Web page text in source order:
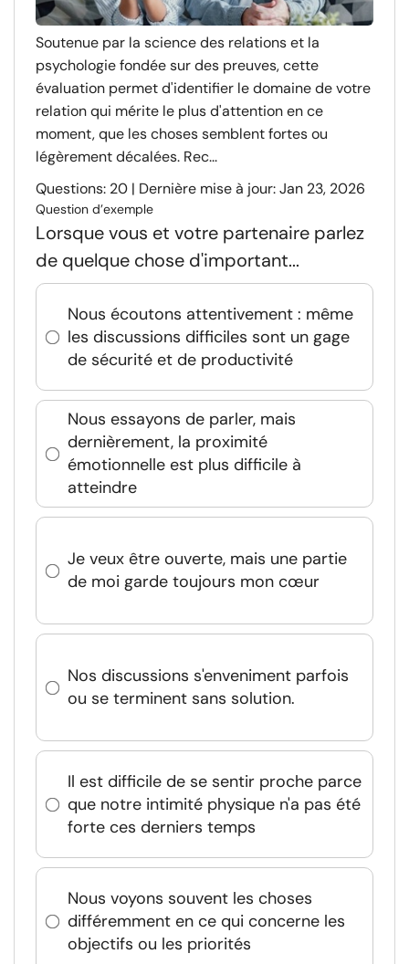
Soutenue par la science des relations et la
psychologie fondée sur des preuves, cette
évaluation permet d'identifier le domaine de votre
relation qui mérite le plus d'attention en ce
moment, que les choses semblent fortes ou
légèrement décalées. Rec...
Questions: 20 | Dernière mise à jour: Jan 23, 2026
Question d’exemple
Lorsque vous et votre partenaire parlez
de quelque chose d'important...
Nous écoutons attentivement : même
les discussions difficiles sont un gage
de sécurité et de productivité
Nous essayons de parler, mais
dernièrement, la proximité
émotionnelle est plus difficile à
atteindre
Je veux être ouverte, mais une partie
de moi garde toujours mon cœur
Nos discussions s'enveniment parfois
ou se terminent sans solution.
Il est difficile de se sentir proche parce
que notre intimité physique n'a pas été
forte ces derniers temps
Nous voyons souvent les choses
différemment en ce qui concerne les
objectifs ou les priorités